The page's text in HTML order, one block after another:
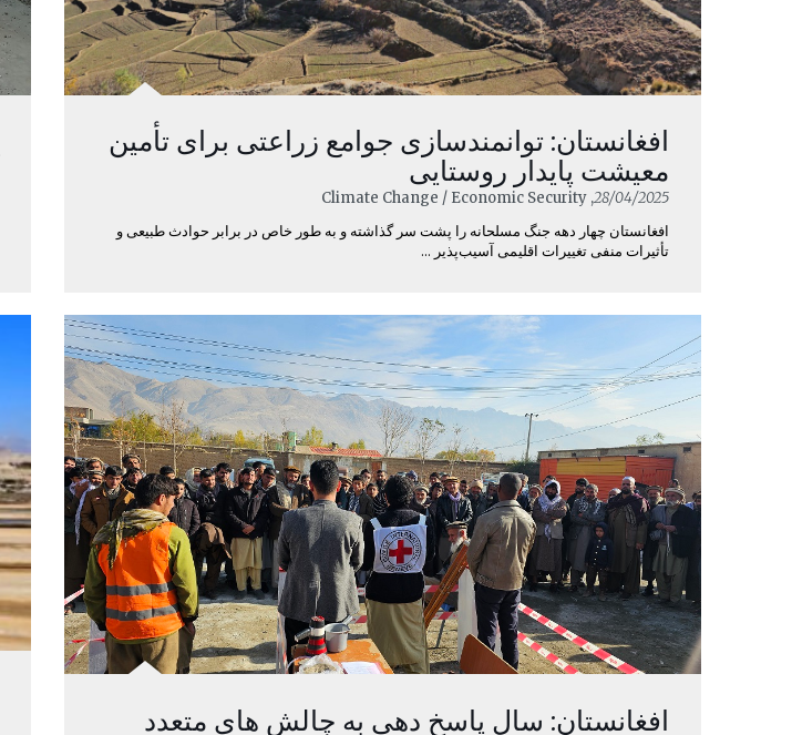
افغانستان: توانمندسازی جوامع زراعتی برای تأمین
معیشت پایدار روستایی
28/04/2025
, Climate Change / Economic Security
افغانستان چهار دهه جنگ مسلحانه را پشت سر گذاشته و به طور خاص در برابر حوادث طبیعی و
تأثیرات منفی تغییرات اقلیمی آسیب‌پذیر ...
افغانستان: سال پاسخ دهی به چالش های متعدد